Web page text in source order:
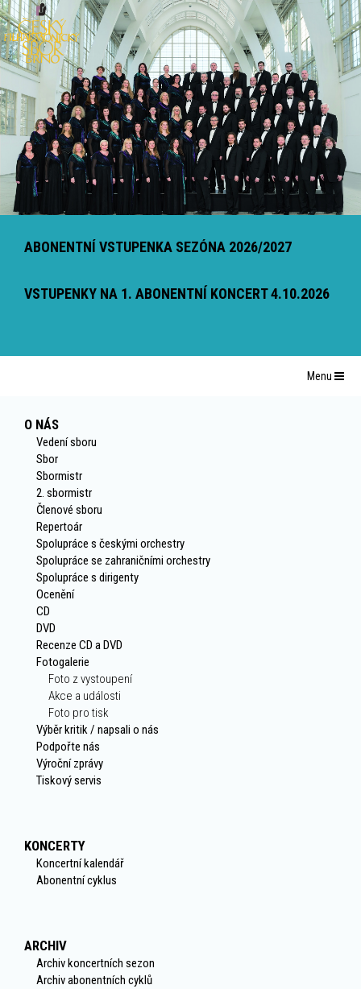
ABONENTNÍ VSTUPENKA SEZÓNA 2026/2027
VSTUPENKY NA 1. ABONENTNÍ KONCERT 4.10.2026
Menu
O NÁS
Vedení sboru
Sbor
Sbormistr
2. sbormistr
Členové sboru
Repertoár
Spolupráce s českými orchestry
Spolupráce se zahraničními orchestry
Spolupráce s dirigenty
Ocenění
CD
DVD
Recenze CD a DVD
Fotogalerie
Foto z vystoupení
Akce a události
Foto pro tisk
Výběr kritik / napsali o nás
Podpořte nás
Výroční zprávy
Tiskový servis
KONCERTY
Koncertní kalendář
Abonentní cyklus
ARCHIV
Archiv koncertních sezon
Archiv abonentních cyklů